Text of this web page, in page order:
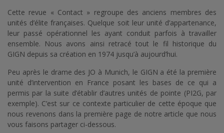
Cette revue « Contact » regroupe des anciens membres des
unités d’élite françaises. Quelque soit leur unité d’appartenance,
leur passé opérationnel les ayant conduit parfois à travailler
ensemble. Nous avons ainsi retracé tout le fil historique du
GIGN depuis sa création en 1974 jusqu’à aujourd’hui.
Peu après le drame des JO à Munich, le GIGN a été la première
unité d’intervention en France posant les bases de ce qui a
permis par la suite d’établir d’autres unités de pointe (PI2G, par
exemple). C’est sur ce contexte particulier de cette époque que
nous revenons dans la première page de notre article que nous
vous faisons partager ci-dessous.